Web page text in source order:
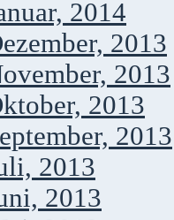
2014
2013
2013
2013
2013
2013
2013